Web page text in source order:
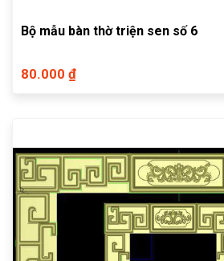
Bộ mẫu bàn thờ triện sen số 6
80.000 ₫